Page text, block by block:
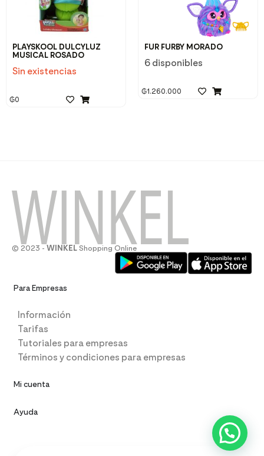
PLAYSKOOL DULCYLUZ
MUSICAL ROSADO
Sin existencias
₲0
FUR FURBY MORADO
6 disponibles
₲1.260.000
© 2023 - WINKEL Shopping Online
Para Empresas
Información
Tarifas
Tutoriales para empresas
Términos y condiciones para empresas
Mi cuenta
Ayuda